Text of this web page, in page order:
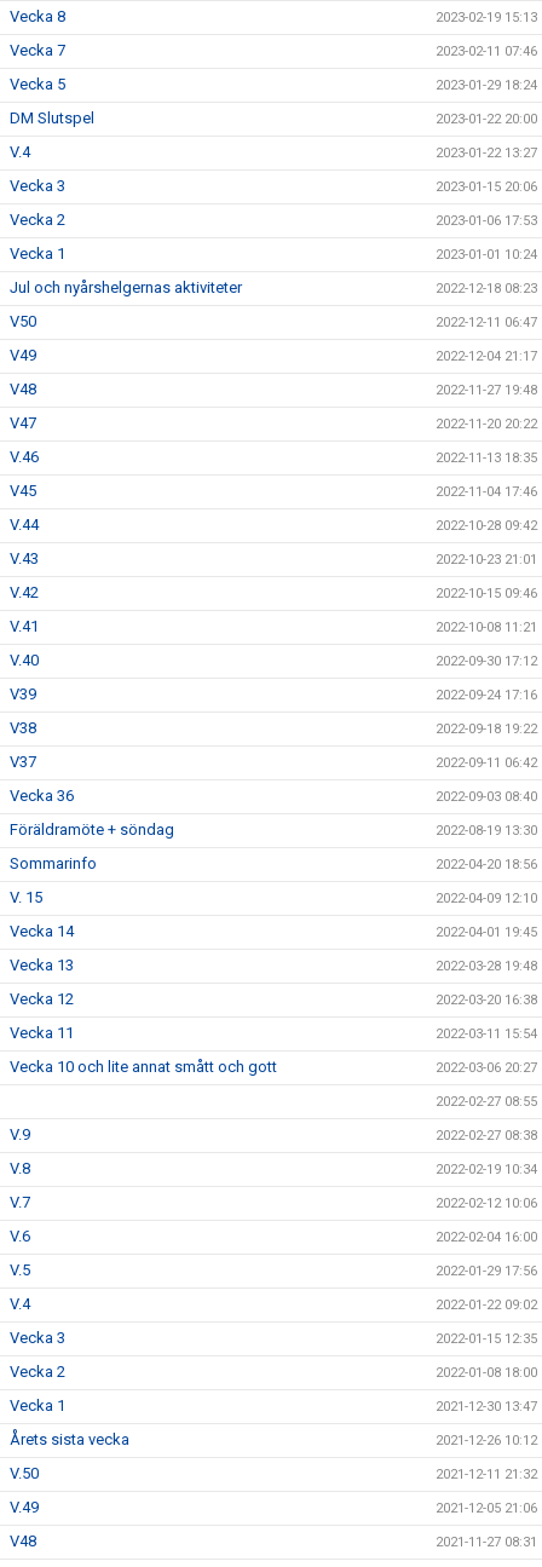
Vecka 8 2023-02-19 15:13
Vecka 7 2023-02-11 07:46
Vecka 5 2023-01-29 18:24
DM Slutspel 2023-01-22 20:00
V.4 2023-01-22 13:27
Vecka 3 2023-01-15 20:06
Vecka 2 2023-01-06 17:53
Vecka 1 2023-01-01 10:24
Jul och nyårshelgernas aktiviteter 2022-12-18 08:23
V50 2022-12-11 06:47
V49 2022-12-04 21:17
V48 2022-11-27 19:48
V47 2022-11-20 20:22
V.46 2022-11-13 18:35
V45 2022-11-04 17:46
V.44 2022-10-28 09:42
V.43 2022-10-23 21:01
V.42 2022-10-15 09:46
V.41 2022-10-08 11:21
V.40 2022-09-30 17:12
V39 2022-09-24 17:16
V38 2022-09-18 19:22
V37 2022-09-11 06:42
Vecka 36 2022-09-03 08:40
Föräldramöte + söndag 2022-08-19 13:30
Sommarinfo 2022-04-20 18:56
V. 15 2022-04-09 12:10
Vecka 14 2022-04-01 19:45
Vecka 13 2022-03-28 19:48
Vecka 12 2022-03-20 16:38
Vecka 11 2022-03-11 15:54
Vecka 10 och lite annat smått och gott 2022-03-06 20:27
2022-02-27 08:55
V.9 2022-02-27 08:38
V.8 2022-02-19 10:34
V.7 2022-02-12 10:06
V.6 2022-02-04 16:00
V.5 2022-01-29 17:56
V.4 2022-01-22 09:02
Vecka 3 2022-01-15 12:35
Vecka 2 2022-01-08 18:00
Vecka 1 2021-12-30 13:47
Årets sista vecka 2021-12-26 10:12
V.50 2021-12-11 21:32
V.49 2021-12-05 21:06
V48 2021-11-27 08:31